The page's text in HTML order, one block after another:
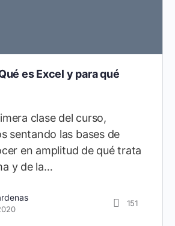
es Excel y para qué
clase del curso,
sentando las bases de
en amplitud de qué trata
y de la…
151